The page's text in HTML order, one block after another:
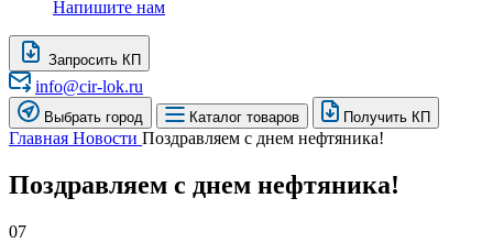
Напишите нам
Запросить КП
info@cir-lok.ru
Выбрать город Каталог товаров Получить КП
Главная Новости Поздравляем с днем нефтяника!
Поздравляем с днем нефтяника!
07